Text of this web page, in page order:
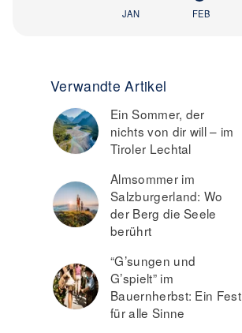
JAN FEB
Verwandte Artikel
Ein Sommer, der
nichts von dir will – im
Tiroler Lechtal
Almsommer im
Salzburgerland: Wo
der Berg die Seele
berührt
“G’sungen und
G’spielt” im
Bauernherbst: Ein Fest
für alle Sinne